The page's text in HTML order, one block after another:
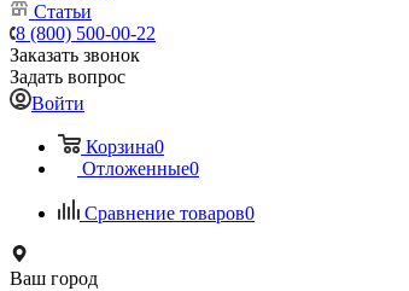
Статьи
8 (800) 500-00-22
Заказать звонок
Задать вопрос
Войти
Корзина0
Отложенные0
Сравнение товаров0
Ваш город